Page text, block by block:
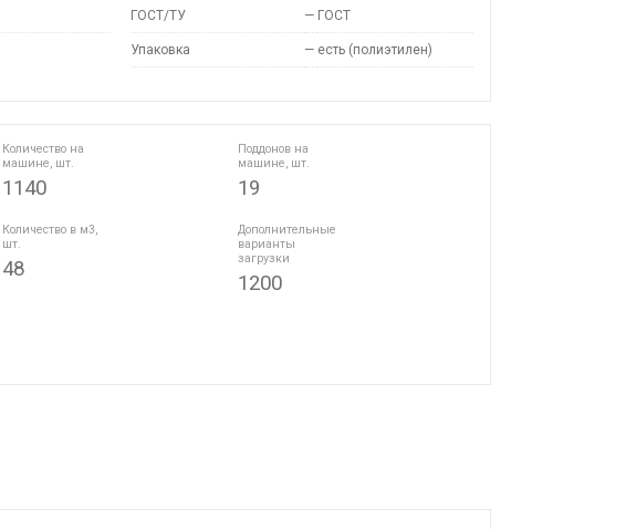
ГОСТ/ТУ — ГОСТ
Упаковка — есть (полиэтилен)
Количество на
машине, шт.
1140
Поддонов на
машине, шт.
19
Количество в м3,
шт.
48
Дополнительные
варианты
загрузки
1200